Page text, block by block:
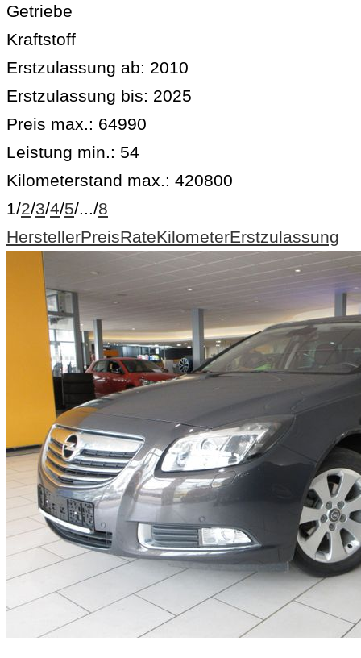
Getriebe
Kraftstoff
Erstzulassung ab: 2010
Erstzulassung bis: 2025
Preis max.: 64990
Leistung min.: 54
Kilometerstand max.: 420800
1/2/3/4/5/.../8
HerstellerPreisRateKilometerErstzulassung